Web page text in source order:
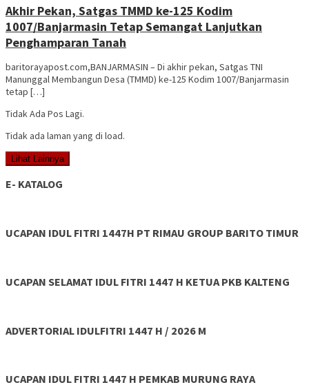
Akhir Pekan, Satgas TMMD ke-125 Kodim
1007/Banjarmasin Tetap Semangat Lanjutkan
Penghamparan Tanah
baritorayapost.com,BANJARMASIN – Di akhir pekan, Satgas TNI
Manunggal Membangun Desa (TMMD) ke-125 Kodim 1007/Banjarmasin
tetap […]
Tidak Ada Pos Lagi.
Tidak ada laman yang di load.
Lihat Lainnya
E- KATALOG
UCAPAN IDUL FITRI 1447H PT RIMAU GROUP BARITO TIMUR
UCAPAN SELAMAT IDUL FITRI 1447 H KETUA PKB KALTENG
ADVERTORIAL IDULFITRI 1447 H / 2026 M
UCAPAN IDUL FITRI 1447 H PEMKAB MURUNG RAYA